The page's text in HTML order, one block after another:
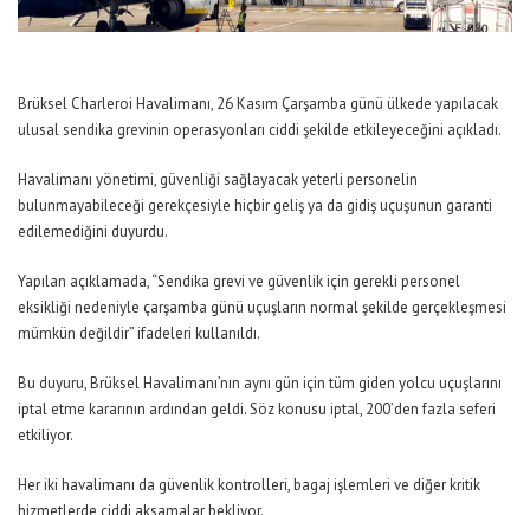
Brüksel Charleroi Havalimanı, 26 Kasım Çarşamba günü ülkede yapılacak
ulusal sendika grevinin operasyonları ciddi şekilde etkileyeceğini açıkladı.
Havalimanı yönetimi, güvenliği sağlayacak yeterli personelin
bulunmayabileceği gerekçesiyle hiçbir geliş ya da gidiş uçuşunun garanti
edilemediğini duyurdu.
Yapılan açıklamada, “Sendika grevi ve güvenlik için gerekli personel
eksikliği nedeniyle çarşamba günü uçuşların normal şekilde gerçekleşmesi
mümkün değildir”ifadeleri kullanıldı.
Bu duyuru, Brüksel Havalimanı’nın aynı gün için tüm giden yolcu uçuşlarını
iptal etme kararının ardından geldi. Söz konusu iptal, 200’den fazla seferi
etkiliyor.
Her iki havalimanı da güvenlik kontrolleri, bagaj işlemleri ve diğer kritik